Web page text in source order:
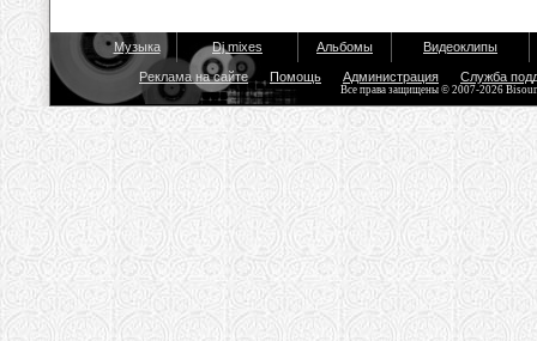
Музыка Dj mixes Альбомы Видеоклипы
Реклама на сайте Помощь Администрация Служба
Все права защищены © 2007-2026